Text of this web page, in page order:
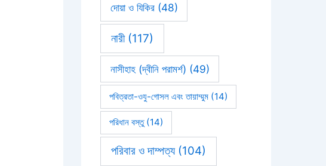
দোয়া ও যিকির(48)
নারী(117)
নাসীহাহ (দ্বীনি পরামর্শ) (49)
পবিত্রতা-ওযু-গোসল এবং তায়াম্মুম(14)
পরিধান বস্তু(14)
পরিবার ও দাম্পত্য(104)